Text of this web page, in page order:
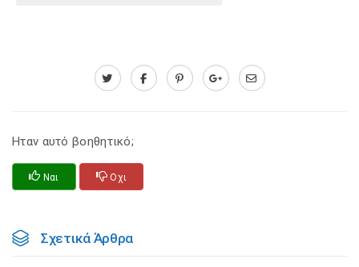
Ηταν αυτό βοηθητικό;
Ναι Οχι
Σχετικά Άρθρα